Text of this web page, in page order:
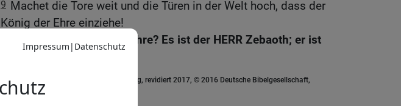
9 Machet die Tore weit und die Türen in der Welt hoch, dass der
König der Ehre einziehe!
Wer ist der König der Ehre? Es ist der HERR Zebaoth; er ist
der König der Ehre. Sela.
Die Bibel nach Martin Luthers Übersetzung, revidiert 2017, © 2016 Deutsche Bibelgesellschaft,
Stuttgart